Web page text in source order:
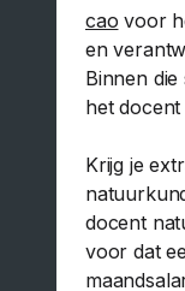
cao voor
en
Binnen
het
Krijg je
docent
voor dat